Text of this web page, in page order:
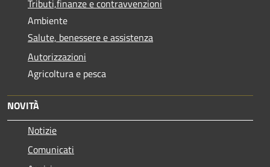
Tributi,finanze e contravvenzioni
Ambiente
Salute, benessere e assistenza
Autorizzazioni
Agricoltura e pesca
NOVITÀ
Notizie
Comunicati